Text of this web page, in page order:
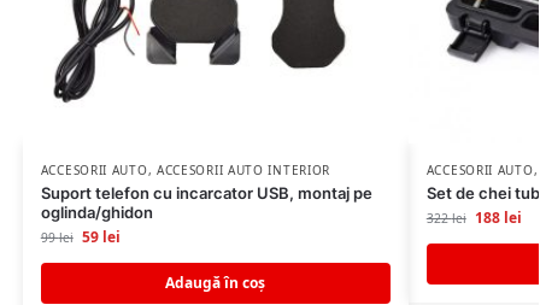
ACCESORII AUTO, ACCESORII AUTO INTERIOR
Suport telefon cu incarcator USB, montaj pe
oglinda/ghidon
99lei 59 lei
Adaugă în coș
ACCESORII AUTO
Set de chei
322lei 188 lei